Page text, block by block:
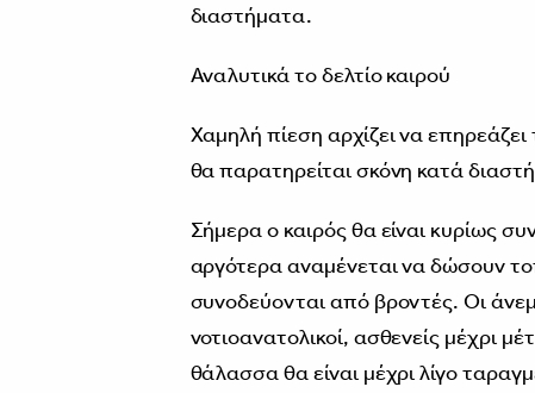
διαστήματα.
Αναλυτικά το δελτίο καιρού
Χαμηλή πίεση αρχίζει να
θα παρατηρείται σκόνη κατά
Σήμερα ο καιρός θα είναι κυρίως
αργότερα αναμένεται να δώσουν
συνοδεύονται από βροντές. Οι
νοτιοανατολικοί, ασθενείς μέχρι
θάλασσα θα είναι μέχρι λίγο